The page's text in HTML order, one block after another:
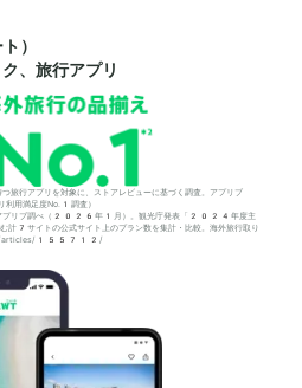
）
、旅行アプリ
行アプリを対象に、ストアレビューに基づく調査。アプリブ
満足度No.1調査）
アプリブ調べ（2026年1月）。観光庁発表「2024年度主
計7サイトの公式サイト上のプラン数を集計・比較。海外旅行取り
liv.jp/articles/155712/